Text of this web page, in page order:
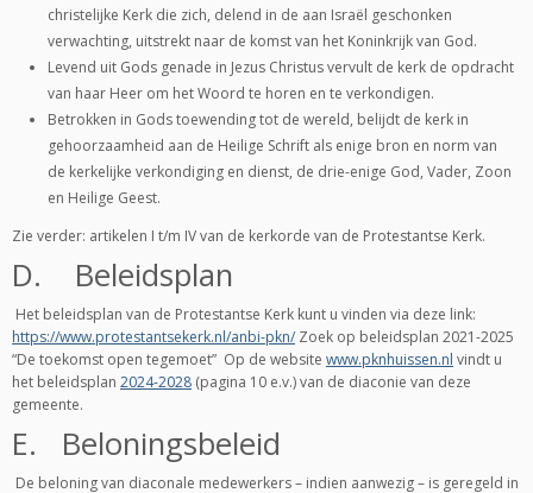
christelijke Kerk die zich, delend in de aan Israël geschonken
verwachting, uitstrekt naar de komst van het Koninkrijk van God.
Levend uit Gods genade in Jezus Christus vervult de kerk de opdracht
van haar Heer om het Woord te horen en te verkondigen.
Betrokken in Gods toewending tot de wereld, belijdt de kerk in
gehoorzaamheid aan de Heilige Schrift als enige bron en norm van
de kerkelijke verkondiging en dienst, de drie-enige God, Vader, Zoon
en Heilige Geest.
Zie verder: artikelen I t/m IV van de kerkorde van de Protestantse Kerk.
D. Beleidsplan
Het beleidsplan van de Protestantse Kerk kunt u vinden via deze link:
https://www.protestantsekerk.nl/anbi-pkn/ Zoek op beleidsplan 2021-2025
“De toekomst open tegemoet” Op de website www.pknhuissen.nl vindt u
het beleidsplan 2024-2028 (pagina 10 e.v.) van de diaconie van deze
gemeente.
E. Beloningsbeleid
De beloning van diaconale medewerkers – indien aanwezig – is geregeld in